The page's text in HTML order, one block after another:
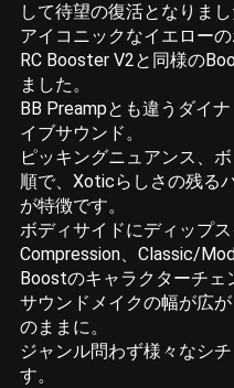
して待望の復活となりまし
アイコニックなイエロー
RC Booster V2と同様の
ました。
BB Preampとも違うダイ
イブサウンド。
ピッキングニュアンス、
順で、Xoticらしさの残る
が特徴です。
ボディサイドにディップス
Compression、Classic/
Boostのキャラクターチェ
サウンドメイクの幅が広
のままに。
ジャンル問わず様々なシ
す。